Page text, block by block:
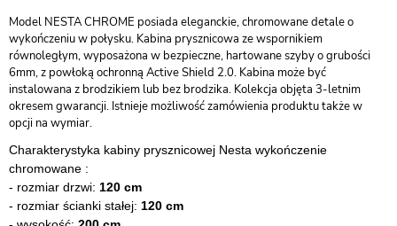
Model NESTA CHROME posiada eleganckie, chromowane detale o
wykończeniu w połysku. Kabina prysznicowa ze wspornikiem
równoległym, wyposażona w bezpieczne, hartowane szyby o grubości
6mm, z powłoką ochronną Active Shield 2.0. Kabina może być
instalowana z brodzikiem lub bez brodzika. Kolekcja objęta 3-letnim
okresem gwarancji. Istnieje możliwość zamówienia produktu także w
opcji na wymiar.
Charakterystyka kabiny prysznicowej Nesta wykończenie
chromowane :
- rozmiar drzwi: 120 cm
- rozmiar ścianki stałej: 120 cm